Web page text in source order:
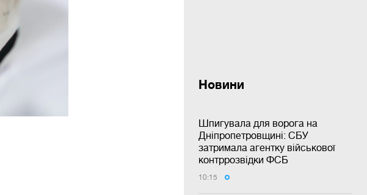
Новини
Шпигувала для ворога на
Дніпропетровщині: СБУ
затримала агентку військової
контррозвідки ФСБ
10:15